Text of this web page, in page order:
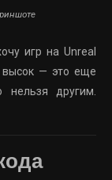
игр на Unreal
высок — это еще
другим.